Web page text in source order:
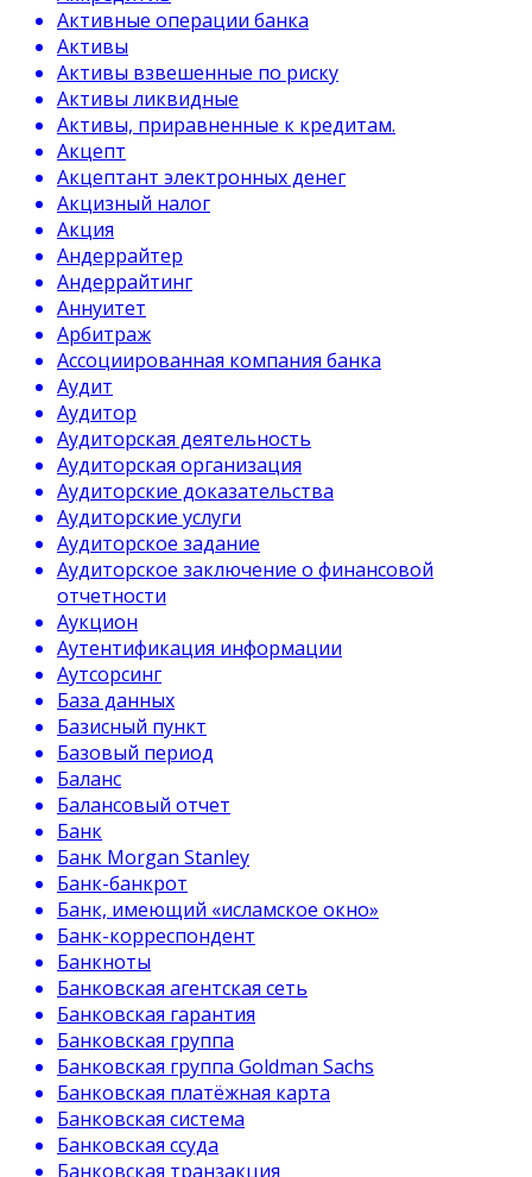
Активные операции банка
Активы
Активы взвешенные по риску
Активы ликвидные
Активы, приравненные к кредитам.
Акцепт
Акцептант электронных денег
Акцизный налог
Акция
Андеррайтер
Андеррайтинг
Аннуитет
Арбитраж
Ассоциированная компания банка
Аудит
Аудитор
Аудиторская деятельность
Аудиторская организация
Аудиторские доказательства
Аудиторские услуги
Аудиторское задание
Аудиторское заключение о финансовой
отчетности
Аукцион
Аутентификация информации
Аутсорсинг
База данных
Базисный пункт
Базовый период
Баланс
Балансовый отчет
Банк
Банк Morgan Stanley
Банк-банкрот
Банк, имеющий «исламское окно»
Банк-корреспондент
Банкноты
Банковская агентская сеть
Банковская гарантия
Банковская группа
Банковская группа Goldman Sachs
Банковская платёжная карта
Банковская система
Банковская ссуда
Банковская транзакция